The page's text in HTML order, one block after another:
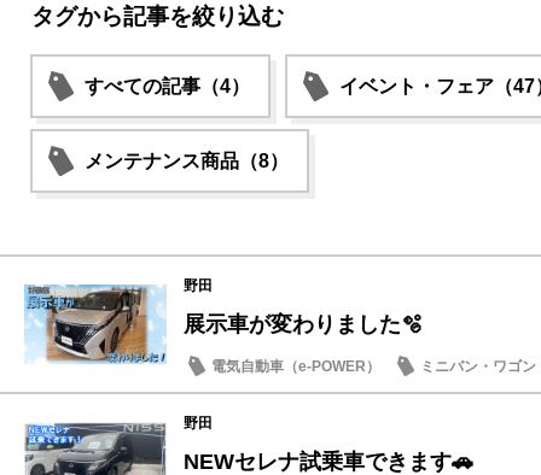
タグから記事を絞り込む
すべての記事（4） イベント・フェア（47
メンテナンス商品（8）
野田
展示車が変わりました🫧
電気自動車（e-POWER）
ミニバン・ワゴン
試乗車・展示車
野田
NEWセレナ試乗車できます🚗